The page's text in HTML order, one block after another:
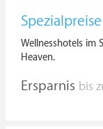
Wellnesshotels im
Heaven.
Ersparnis bis